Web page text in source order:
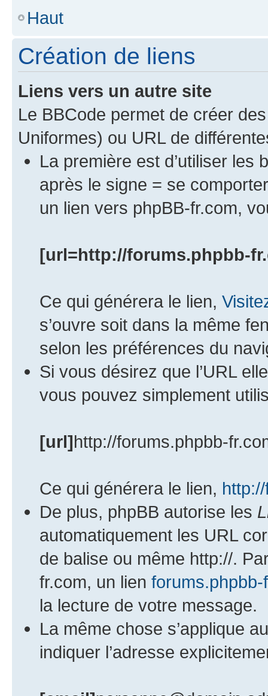
Haut
Création de liens
Liens vers un autre site
Le BBCode permet de créer
Uniformes) ou URL de
La première est d’utiliser les
après le signe = se
un lien vers phpBB-fr.com,
[url=http://forums.phpbb-
Ce qui générera le lien,
s’ouvre soit dans la même
selon les préférences du
Si vous désirez que l’URL
vous pouvez simplement
[url]http://forums.phpbb-
Ce qui générera le lien,
De plus, phpBB autorise les
automatiquement les URL
de balise ou même http://.
fr.com, un lien forums.phpbb-
la lecture de votre message.
La même chose s’applique
indiquer l’adresse